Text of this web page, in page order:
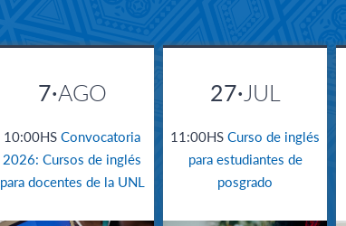
7·AGO
10:00HSConvocatoria
2026: Cursos de inglés
para docentes de la UNL
27· JUL
11:00HSCurso de inglés
para estudiantes de
posgrado